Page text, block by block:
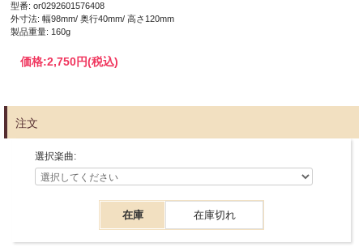
型番: or0292601576408
外寸法: 幅98mm/ 奥行40mm/ 高さ120mm
製品重量: 160g
価格:2,750円(税込)
注文
選択楽曲:
在庫 在庫切れ